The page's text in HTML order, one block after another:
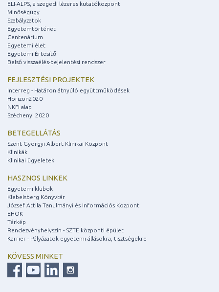
ELI-ALPS, a szegedi lézeres kutatóközpont
Minőségügy
Szabályzatok
Egyetemtörténet
Centenárium
Egyetemi élet
Egyetemi Értesítő
Belső visszaélés-bejelentési rendszer
FEJLESZTÉSI PROJEKTEK
Interreg - Határon átnyúló együttműködések
Horizon2020
NKFI alap
Széchenyi 2020
BETEGELLÁTÁS
Szent-Györgyi Albert Klinikai Központ
Klinikák
Klinikai ügyeletek
HASZNOS LINKEK
Egyetemi klubok
Klebelsberg Könyvtár
József Attila Tanulmányi és Információs Központ
EHÖK
Térkép
Rendezvényhelyszín - SZTE központi épület
Karrier - Pályázatok egyetemi állásokra, tisztségekre
KÖVESS MINKET